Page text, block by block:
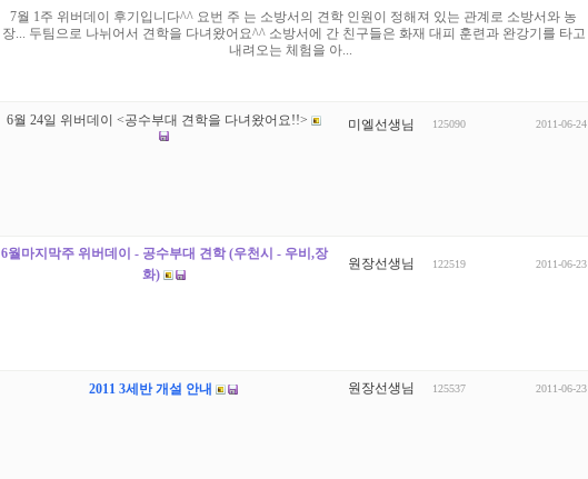
7월 1주 위버데이 후기입니다^^ 요번 주 는 소방서의 견학 인원이 정해져 있는 관계로 소방서와 농
장... 두팀으로 나뉘어서 견학을 다녀왔어요^^ 소방서에 간 친구들은 화재 대피 훈련과 완강기를 타고
내려오는 체험을 아...
6월 24일 위버데이 <공수부대 견학을 다녀왔어요!!> 미엘선생님 125090 2011-06-24
6월마지막주 위버데이 - 공수부대 견학 (우천시 - 우비,장
화)
원장선생님 122519 2011-06-23
2011 3세반 개설 안내 원장선생님 125537 2011-06-23